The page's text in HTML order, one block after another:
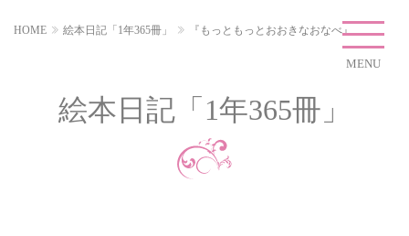
MENU
HOME 絵本日記「1年365冊」 『もっともっとおおきなおなべ』
絵本日記「1年365冊」